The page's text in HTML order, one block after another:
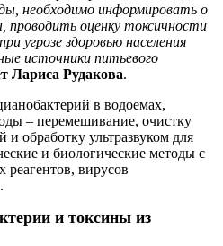
необходимо информировать о
проводить оценку токсичности
угрозе здоровью населения
источники питьевого
Лариса Рудакова.
в водоемах,
– перемешивание, очистку
и обработку ультразвуком для
и биологические методы с
реагентов, вирусов
и токсины из